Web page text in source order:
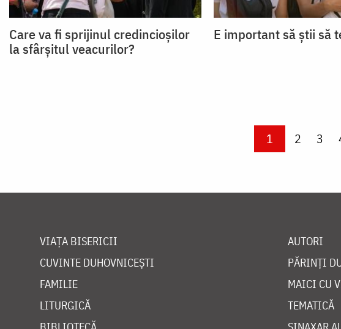
Care va fi sprijinul credincioșilor
la sfârșitul veacurilor?
E important să știi să
Current page
1 Page
2 Page
3
VIAȚA BISERICII
CUVINTE DUHOVNICEȘTI
FAMILIE
LITURGICĂ
AUTORI
PĂRINȚI
MAICI CU
TEMATICĂ